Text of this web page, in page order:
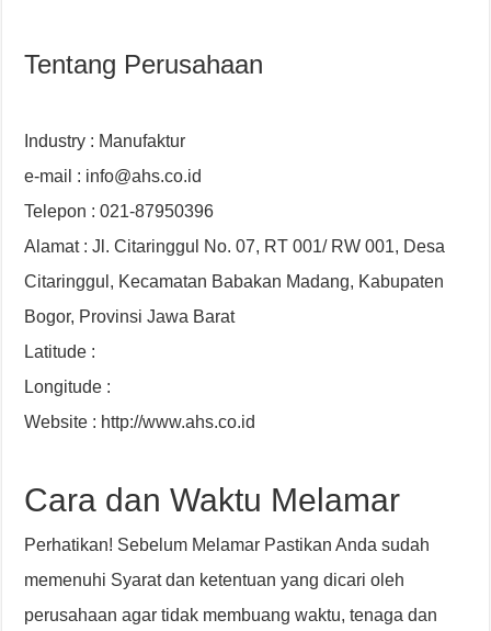
Tentang Perusahaan
Industry : Manufaktur
e-mail : info@ahs.co.id
Telepon : 021-87950396
Alamat : Jl. Citaringgul No. 07, RT 001/ RW 001, Desa
Citaringgul, Kecamatan Babakan Madang, Kabupaten
Bogor, Provinsi Jawa Barat
Latitude :
Longitude :
Website : http://www.ahs.co.id
Cara dan Waktu Melamar
Perhatikan! Sebelum Melamar Pastikan Anda sudah
memenuhi Syarat dan ketentuan yang dicari oleh
perusahaan agar tidak membuang waktu, tenaga dan